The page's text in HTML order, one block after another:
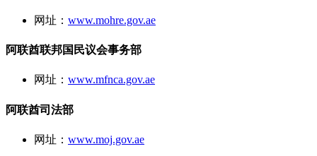
网址： www.mohre.gov.ae
阿联酋联邦国民议会事务部
网址： www.mfnca.gov.ae
阿联酋司法部
网址： www.moj.gov.ae